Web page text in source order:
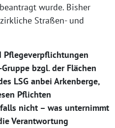
wurde. Bisher
Straßen- und
Pflegeverpflichtungen
bzgl. der Flächen
LSG anbei Arkenberge,
Pflichten
nicht – was unternimmt
Verantwortung